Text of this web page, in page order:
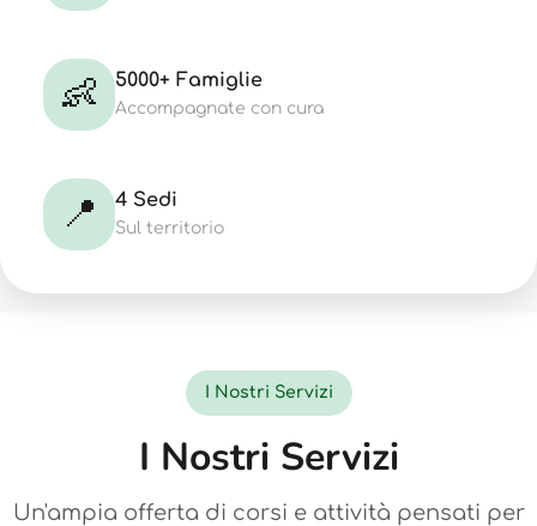
👶 5000+ Famiglie
Accompagnate con cura
📍 4 Sedi
Sul territorio
I Nostri Servizi
I Nostri Servizi
Un'ampia offerta di corsi e attività pensati per